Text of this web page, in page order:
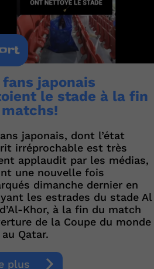
fans japonais
le stade à la fin
japonais, dont l’état
irréprochable est très
applaudit par les médias,
une nouvelle fois
dimanche dernier en
les estrades du stade Al
Khor, à la fin du match
de la Coupe du monde
Qatar.
plus